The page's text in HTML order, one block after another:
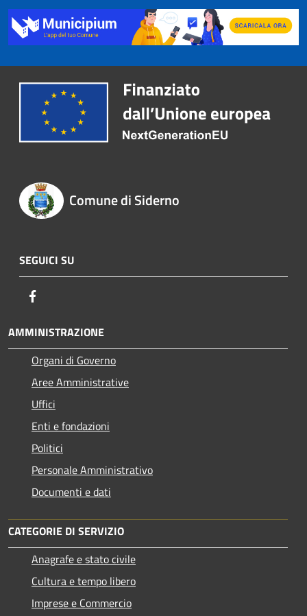
Comune di Siderno
SEGUICI SU
AMMINISTRAZIONE
Organi di Governo
Aree Amministrative
Uffici
Enti e fondazioni
Politici
Personale Amministrativo
Documenti e dati
CATEGORIE DI SERVIZIO
Anagrafe e stato civile
Cultura e tempo libero
Imprese e Commercio